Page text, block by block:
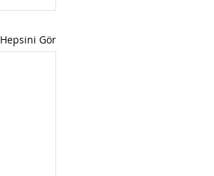
Hepsini Gör